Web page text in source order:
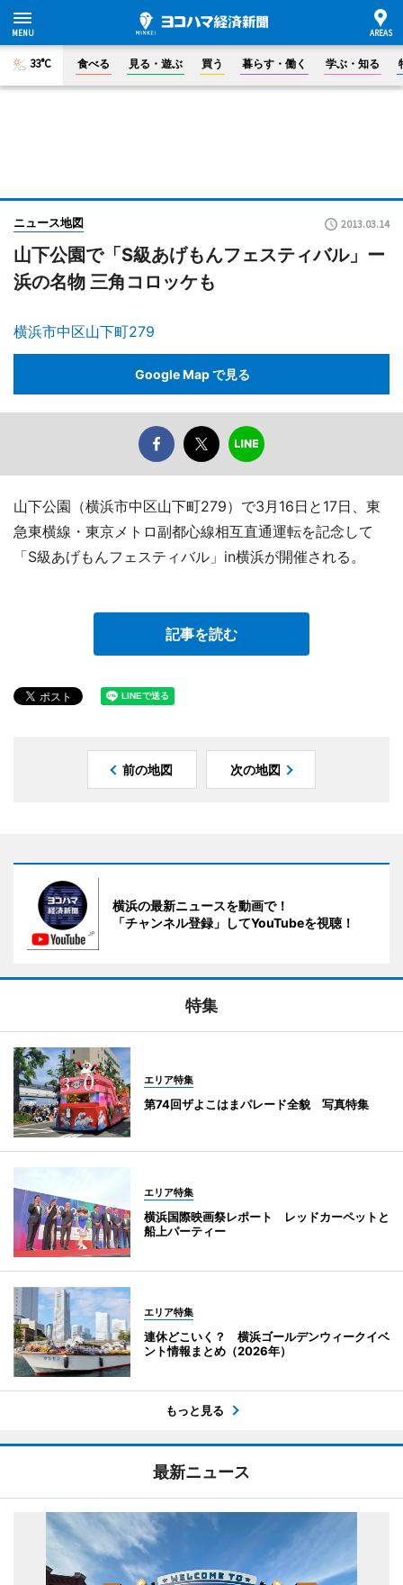
33°C 食べる 見る・遊ぶ 買う 暮らす・働く 学ぶ・知る
ニュース地図 2013.03.14
山下公園で「S級あげもんフェスティバル」ー
浜の名物 三角コロッケも
横浜市中区山下町279
Google Map で見る
山下公園（横浜市中区山下町279）で3月16日と17日、東
急東横線・東京メトロ副都心線相互直通運転を記念して
「S級あげもんフェスティバル」in横浜が開催される。
記事を読む
前の地図 次の地図
横浜の最新ニュースを動画で！
「チャンネル登録」してYouTubeを視聴！
特集
エリア特集
第74回ザよこはまパレード全貌 写真特集
エリア特集
横浜国際映画祭レポート レッドカーペットと
船上パーティー
エリア特集
連休どこいく？ 横浜ゴールデンウィークイベ
ント情報まとめ（2026年）
もっと見る
最新ニュース